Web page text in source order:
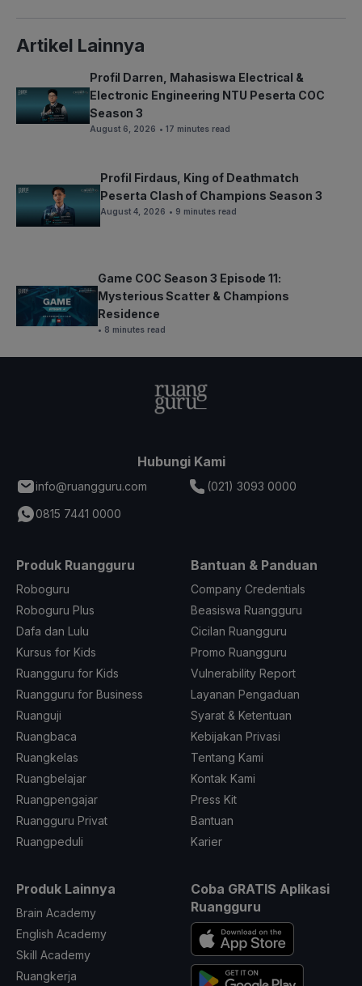
Artikel Lainnya
Profil Darren, Mahasiswa Electrical &
Electronic Engineering NTU Peserta COC
Season 3
August 6, 2026 • 17 minutes read
Profil Firdaus, King of Deathmatch
Peserta Clash of Champions Season 3
August 4, 2026 • 9 minutes read
Game COC Season 3 Episode 11:
Mysterious Scatter & Champions
Residence
• 8 minutes read
Hubungi Kami
info@ruangguru.com
(021) 3093 0000
0815 7441 0000
Produk Ruangguru
Roboguru
Roboguru Plus
Dafa dan Lulu
Kursus for Kids
Ruangguru for Kids
Ruangguru for Business
Ruanguji
Ruangbaca
Ruangkelas
Ruangbelajar
Ruangpengajar
Ruangguru Privat
Ruangpeduli
Bantuan & Panduan
Company Credentials
Beasiswa Ruangguru
Cicilan Ruangguru
Promo Ruangguru
Vulnerability Report
Layanan Pengaduan
Syarat & Ketentuan
Kebijakan Privasi
Tentang Kami
Kontak Kami
Press Kit
Bantuan
Karier
Produk Lainnya
Brain Academy
English Academy
Skill Academy
Ruangkerja
Coba GRATIS Aplikasi
Ruangguru